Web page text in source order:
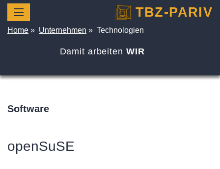
TBZ-PARIV
Home » Unternehmen » Technologien
Damit arbeiten WIR
Software
openSuSE